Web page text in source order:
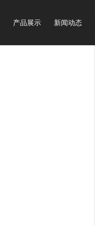
产品展示 新闻动态